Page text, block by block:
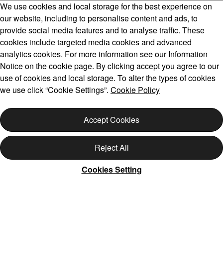
We use cookies and local storage for the best experience on
our website, including to personalise content and ads, to
provide social media features and to analyse traffic. These
cookies include targeted media cookies and advanced
analytics cookies. For more information see our Information
Notice on the cookie page. By clicking accept you agree to our
use of cookies and local storage. To alter the types of cookies
we use click “Cookie Settings”. Cookie Policy
Accept Cookies
Reject All
Cookies Setting